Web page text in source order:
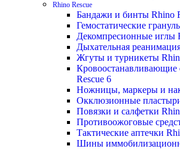
Rhino Rescue
Бандажи и бинты Rhino
Гемостатические
Декомпресионные иглы
Дыхательная
Жгуты и турникеты
Кровоостанавливающие
Rescue 6
Ножницы, маркеры и
Окклюзионные
Повязки и салфетки
Противоожоговые
Тактические аптечки
Шины